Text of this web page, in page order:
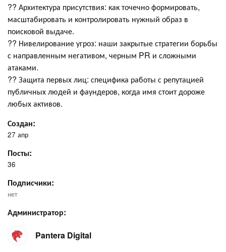
?? Архитектура присутствия: как точечно формировать,
масштабировать и контролировать нужный образ в
поисковой выдаче.
?? Нивелирование угроз: наши закрытые стратегии борьбы
с направленным негативом, черным PR и сложными
атаками.
?? Защита первых лиц: специфика работы с репутацией
публичных людей и фаундеров, когда имя стоит дороже
любых активов.
Создан:
27 апр
Посты:
36
Подписчики:
нет
Администратор:
Pantera Digital